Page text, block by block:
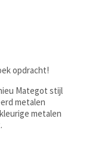
opdracht!
Mategot stijl
metalen
metalen